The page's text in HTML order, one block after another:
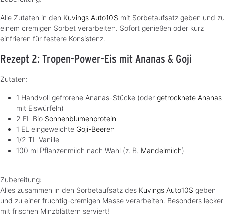
Alle Zutaten in den Kuvings Auto10S mit Sorbetaufsatz geben und zu
einem cremigen Sorbet verarbeiten. Sofort genießen oder kurz
einfrieren für festere Konsistenz.
Rezept 2: Tropen-Power-Eis mit Ananas & Goji
Zutaten:
1 Handvoll gefrorene Ananas-Stücke (oder getrocknete Ananas
mit Eiswürfeln)
2 EL Bio Sonnenblumenprotein
1 EL eingeweichte Goji-Beeren
1/2 TL Vanille
100 ml Pflanzenmilch nach Wahl (z. B. Mandelmilch)
Zubereitung:
Alles zusammen in den Sorbetaufsatz des Kuvings Auto10S geben
und zu einer fruchtig-cremigen Masse verarbeiten. Besonders lecker
mit frischen Minzblättern serviert!